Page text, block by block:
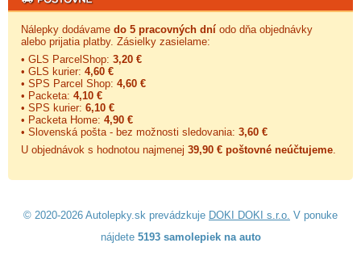
Nálepky dodávame do 5 pracovných dní odo dňa objednávky
alebo prijatia platby. Zásielky zasielame:
• GLS ParcelShop: 3,20 €
• GLS kurier: 4,60 €
• SPS Parcel Shop: 4,60 €
• Packeta: 4,10 €
• SPS kurier: 6,10 €
• Packeta Home: 4,90 €
• Slovenská pošta - bez možnosti sledovania: 3,60 €
U objednávok s hodnotou najmenej 39,90 € poštovné neúčtujeme
© 2020-2026 Autolepky.sk prevádzkuje DOKI DOKI s.r.o. V ponuke
nájdete 5193 samolepiek na auto